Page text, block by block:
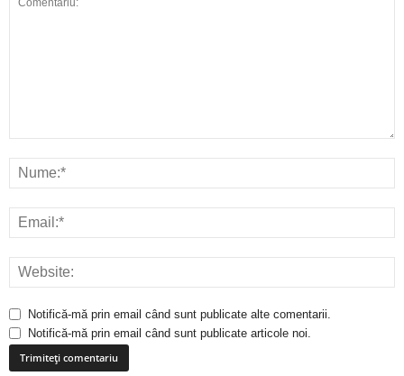
Notifică-mă prin email când sunt publicate alte comentarii.
Notifică-mă prin email când sunt publicate articole noi.